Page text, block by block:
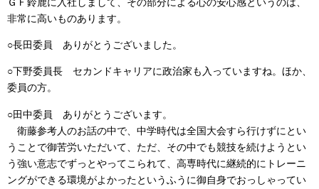
非常に高いものあります。
○長田委員 ありがとうございました。
○下野委員長 セカンドキャリアに政治家も入っていますね。ほか、
委員の方。
○田中委員 ありがとうございます。
衛藤参考人のお話の中で、中学時代は全国大会すら行けずにとい
うことで御苦労いただいて、ただ、その中でも競技を続けようとい
う強い意志でずっとやってこられて、高専時代に継続的にトレーニ
ングができる環境がよかったというふうに御自身でおっしゃってい